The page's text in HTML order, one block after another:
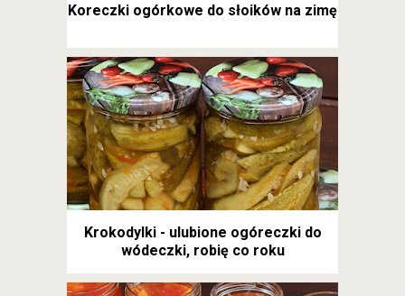
Koreczki ogórkowe do słoików na zimę
Krokodylki - ulubione ogóreczki do
wódeczki, robię co roku